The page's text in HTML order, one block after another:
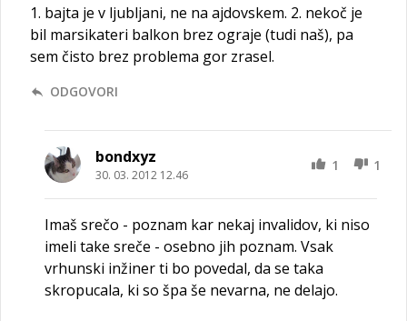
1. bajta je v ljubljani, ne na ajdovskem. 2. nekoč je
bil marsikateri balkon brez ograje (tudi naš), pa
sem čisto brez problema gor zrasel.
ODGOVORI
bondxyz
30. 03. 2012 12.46
1 1
Imaš srečo - poznam kar nekaj invalidov, ki niso
imeli take sreče - osebno jih poznam. Vsak
vrhunski inžiner ti bo povedal, da se taka
skropucala, ki so špa še nevarna, ne delajo.